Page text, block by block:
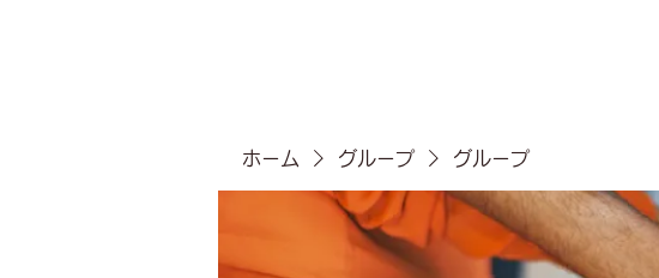
ホーム グループ グループ